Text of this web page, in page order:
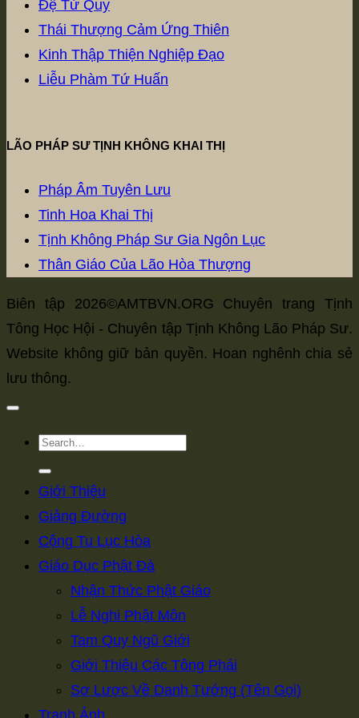
size.size.
Đệ Tử Quy
Thái Thượng Cảm Ứng Thiên
Kinh Thập Thiện Nghiệp Đạo
Liễu Phàm Tứ Huấn
LÃO PHÁP SƯ TỊNH KHÔNG KHAI THỊ
Pháp Âm Tuyên Lưu
Tinh Hoa Khai Thị
Tịnh Không Pháp Sư Gia Ngôn Lục
Thân Giáo Của Lão Hòa Thượng
Biên tập 2026©AMTBVN.ORG Chuyên trang Tịnh
Tông Học Hội - Chuyên tập Tịnh Không Lão Pháp Sư.
Website không giữ bản quyền. Hoan nghênh chia sẻ
lưu thông.
Giới Thiệu
Giảng Đường
Cộng Tu Lục Hòa
Giáo Dục Phật Đà
Nhận Thức Phật Giáo
Lễ Nghi Phật Môn
Tam Quy Ngũ Giới
Giới Thiệu Các Tông Phái
Sơ Lược Về Danh Tướng (Tên Gọi)